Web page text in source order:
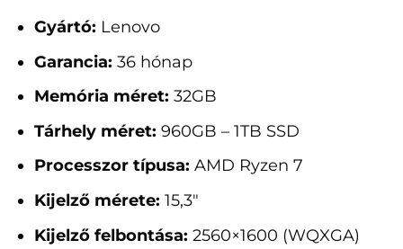
Gyártó: Lenovo
Garancia: 36 hónap
Memória méret: 32GB
Tárhely méret: 960GB – 1TB SSD
Processzor típusa: AMD Ryzen 7
Kijelző mérete: 15,3"
Kijelző felbontása: 2560×1600 (WQXGA)